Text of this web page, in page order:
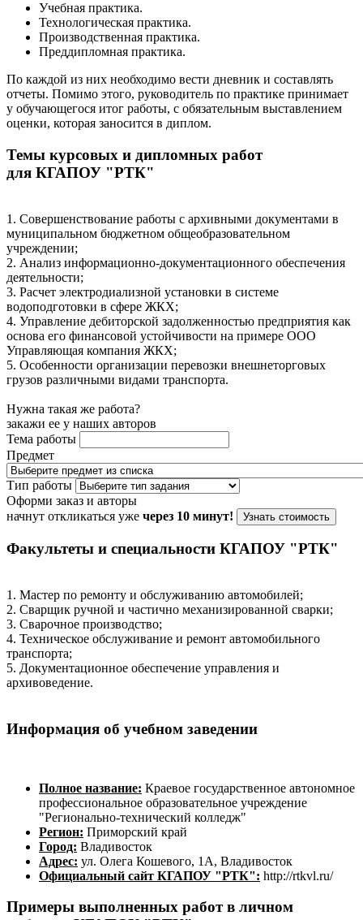
Учебная практика.
Технологическая практика.
Производственная практика.
Преддипломная практика.
По каждой из них необходимо вести дневник и составлять
отчеты. Помимо этого, руководитель по практике принимает
у обучающегося итог работы, с обязательным выставлением
оценки, которая заносится в диплом.
Темы курсовых и дипломных работ
для КГАПОУ "РТК"
1. Совершенствование работы с архивными документами в
муниципальном бюджетном общеобразовательном
учреждении;
2. Анализ информационно-документационного обеспечения
деятельности;
3. Расчет электродиализной установки в системе
водоподготовки в сфере ЖКХ;
4. Управление дебиторской задолженностью предприятия как
основа его финансовой устойчивости на примере ООО
Управляющая компания ЖКХ;
5. Особенности организации перевозки внешнеторговых
грузов различными видами транспорта.
Нужна такая же работа?
закажи ее у наших авторов
Тема работы
Предмет
Тип работы
Оформи заказ и авторы
начнут откликаться уже через 10 минут! Узнать стоимость
Факультеты и специальности КГАПОУ "РТК"
1. Мастер по ремонту и обслуживанию автомобилей;
2. Сварщик ручной и частично механизированной сварки;
3. Сварочное производство;
4. Техническое обслуживание и ремонт автомобильного
транспорта;
5. Документационное обеспечение управления и
архивоведение.
Информация об учебном заведении
Полное название: Краевое государственное автономное
профессиональное образовательное учреждение
"Регионально-технический колледж"
Регион: Приморский край
Город: Владивосток
Адрес: ул. Олега Кошевого, 1А, Владивосток
Официальный сайт КГАПОУ "РТК": http://rtkvl.ru/
Примеры выполненных работ в личном